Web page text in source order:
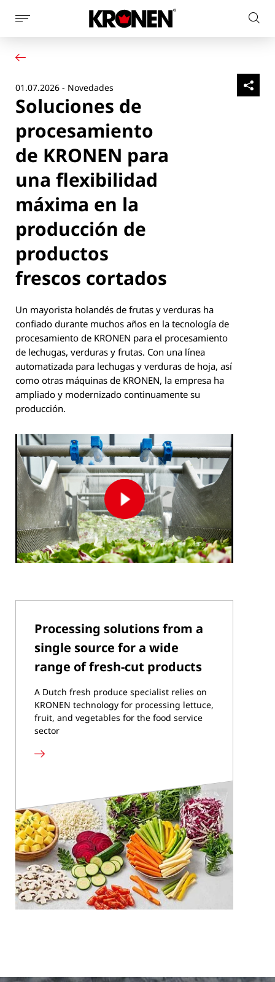
Mostrar
la
navegación
de
página
web
Nuestras soluciones
Noticias
Empresa
Contacto
01.07.2026 - Novedades
Soluciones de
procesamiento
de KRONEN para
una flexibilidad
máxima en la
producción de
productos
frescos cortados
Un mayorista holandés de frutas y verduras ha
confiado durante muchos años en la tecnología de
procesamiento de KRONEN para el procesamiento
de lechugas, verduras y frutas. Con una línea
automatizada para lechugas y verduras de hoja, así
como otras máquinas de KRONEN, la empresa ha
ampliado y modernizado continuamente su
producción.
Processing solutions from a
single source for a wide
range of fresh-cut products
A Dutch fresh produce specialist relies on
KRONEN technology for processing lettuce,
fruit, and vegetables for the food service
sector
Más